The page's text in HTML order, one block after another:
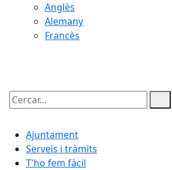
Anglès
Alemany
Francès
Cercar:
Ajuntament
Serveis i tràmits
T'ho fem fàcil